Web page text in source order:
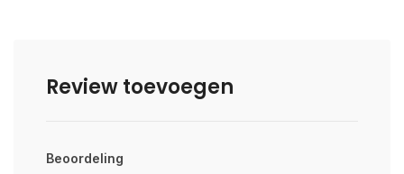
Review toevoegen
Beoordeling